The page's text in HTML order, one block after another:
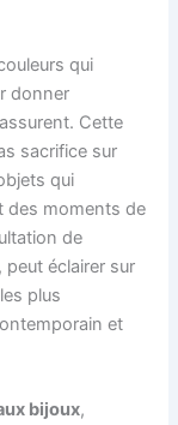
qui
donner
Cette
sacrifice sur
qui
des moments de
de
, peut éclairer sur
plus
et
bijoux,